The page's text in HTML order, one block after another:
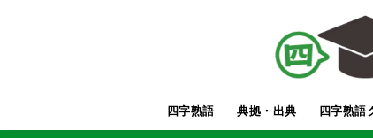
四字熟語 典拠・出典 四字熟語